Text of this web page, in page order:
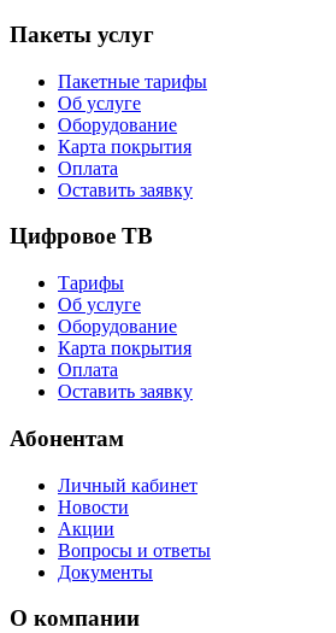
Пакеты услуг
Пакетные тарифы
Об услуге
Оборудование
Карта покрытия
Оплата
Оставить заявку
Цифровое ТВ
Тарифы
Об услуге
Оборудование
Карта покрытия
Оплата
Оставить заявку
Абонентам
Личный кабинет
Новости
Акции
Вопросы и ответы
Документы
О компании